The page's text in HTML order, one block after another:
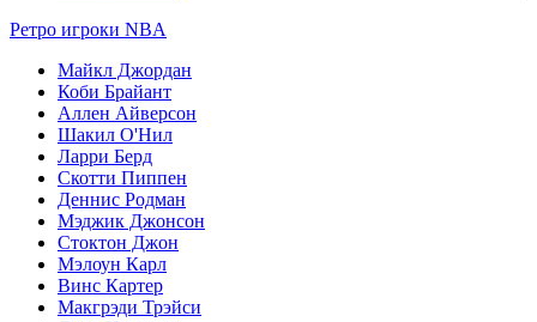
Ретро игроки NBA
Майкл Джордан
Коби Брайант
Аллен Айверсон
Шакил О'Нил
Ларри Берд
Скотти Пиппен
Деннис Родман
Мэджик Джонсон
Стоктон Джон
Мэлоун Карл
Винс Картер
Макгрэди Трэйси